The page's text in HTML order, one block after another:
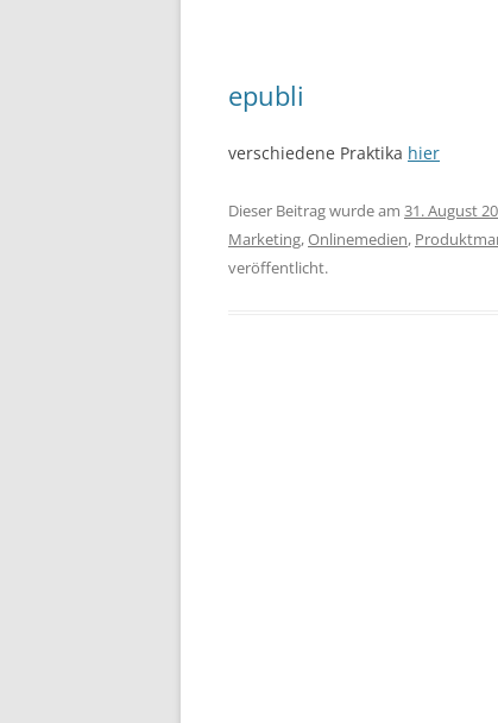
epubli
verschiedene Praktika hier
Dieser Beitrag wurde am 31. August
Marketing,Onlinemedien,
veröffentlicht.